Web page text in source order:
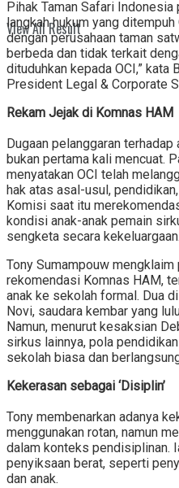
View All Result
Pihak Taman Safari
langkah hukum yang
dengan perusahaan taman
berbeda dan tidak terkait
dituduhkan kepada OCI,” kata
President Legal & Corporate
Rekam Jejak di Komnas HAM
Dugaan pelanggaran
bukan pertama kali mencuat.
menyatakan OCI telah
hak atas asal-usul,
Komisi saat itu
kondisi anak-anak pemain
sengketa secara kekeluargaan.
Tony Sumampouw
rekomendasi Komnas HAM,
anak ke sekolah formal. Dua
Novi, saudara kembar yang
Namun, menurut kesaksian
sirkus lainnya, pola
sekolah biasa dan
Kekerasan sebagai ‘Disiplin’
Tony membenarkan adanya
menggunakan rotan, namun
dalam konteks pendisiplinan.
penyiksaan berat, seperti
dan anak.